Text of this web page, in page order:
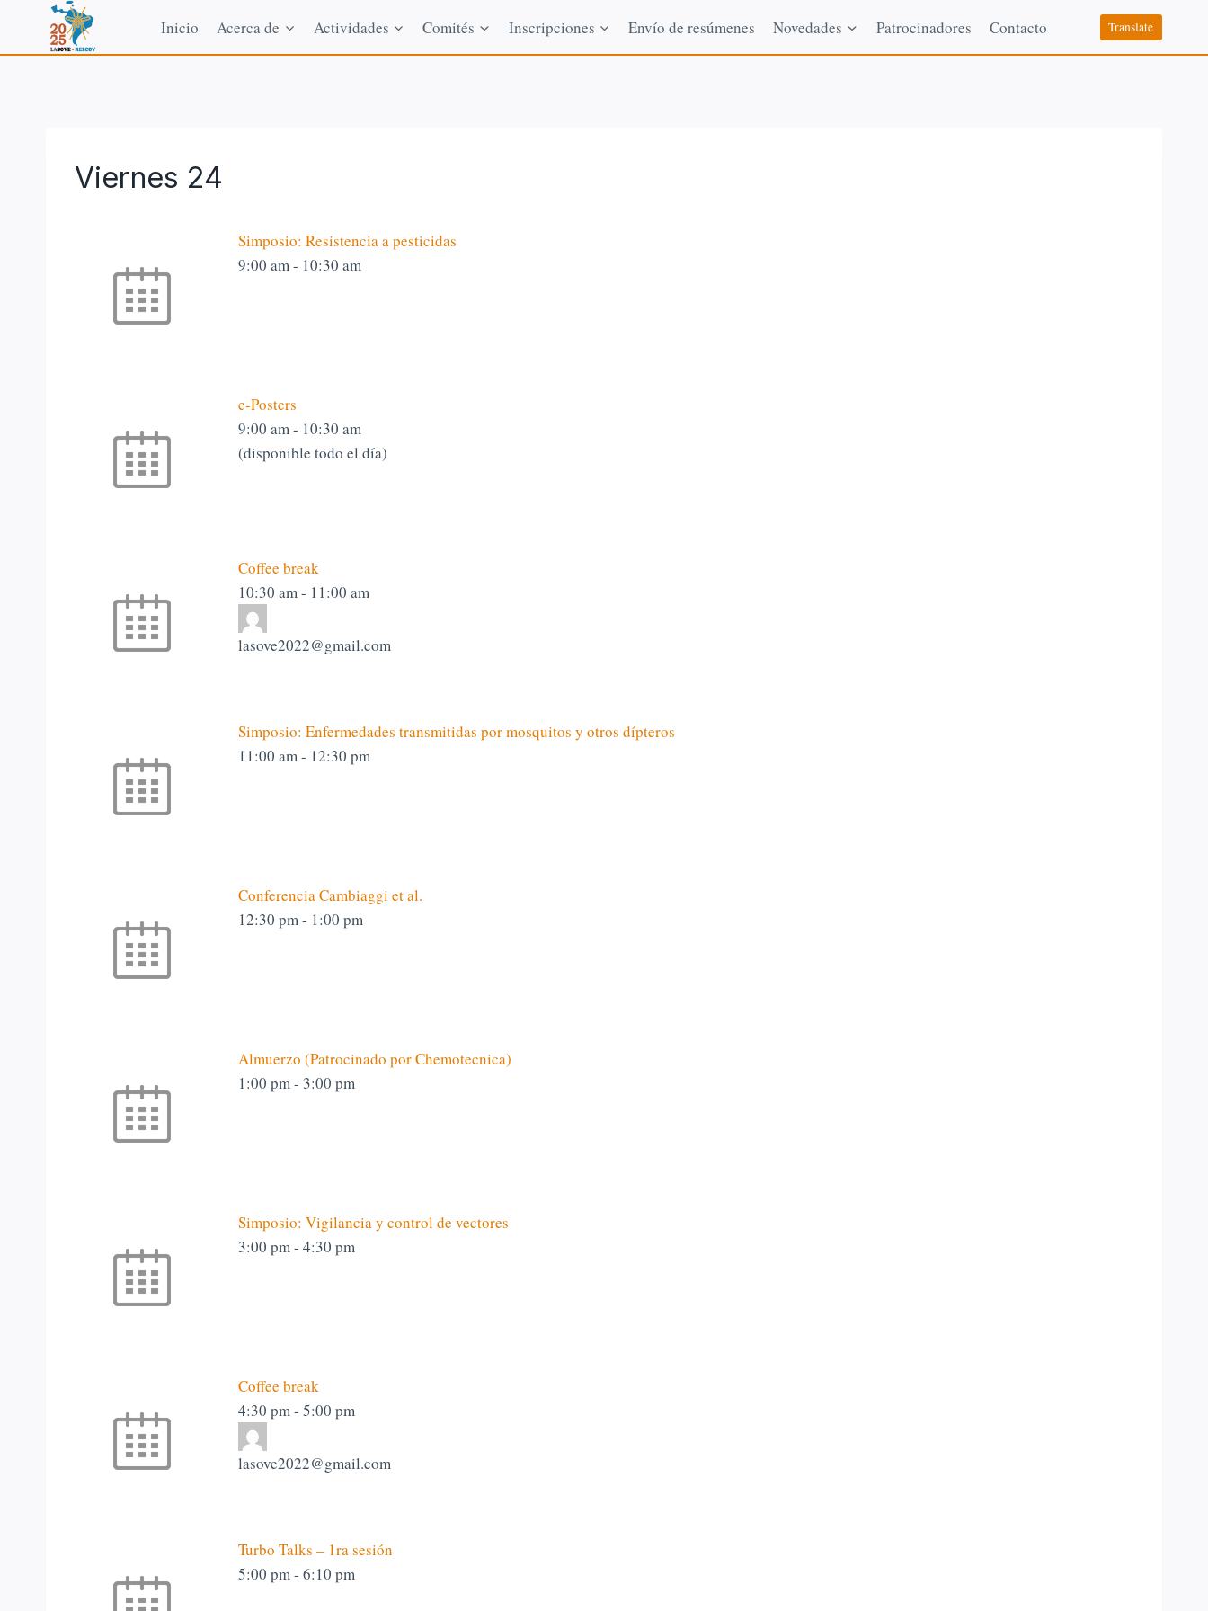
contenido
Inicio Acerca de Actividades Comités Inscripciones Envío de resúmenes Novedades Patrocinadores Contacto Translate
Viernes 24
Simposio: Resistencia a pesticidas
9:00 am- 10:30 am
e-Posters
9:00 am- 10:30 am
(disponible todo el día)
Coffee break
10:30 am- 11:00 am
lasove2022@gmail.com
Simposio: Enfermedades transmitidas por mosquitos y otros dípteros
11:00 am- 12:30 pm
Conferencia Cambiaggi et al.
12:30 pm- 1:00 pm
Almuerzo (Patrocinado por Chemotecnica)
1:00 pm- 3:00 pm
Simposio: Vigilancia y control de vectores
3:00 pm- 4:30 pm
Coffee break
4:30 pm- 5:00 pm
lasove2022@gmail.com
Turbo Talks – 1ra sesión
5:00 pm- 6:10 pm